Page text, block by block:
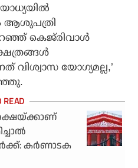
ആശുപത്രി
കെജ്‌രിവാള്‍
യോഗ്യമല്ല,’
കര്‍ണാടക